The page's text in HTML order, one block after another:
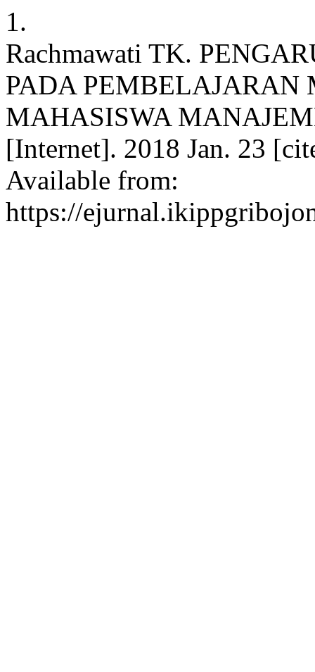
1.
Rachmawati TK.
PADA
MAHASISWA
[Internet]. 2018 Jan. 23
Available from:
https://